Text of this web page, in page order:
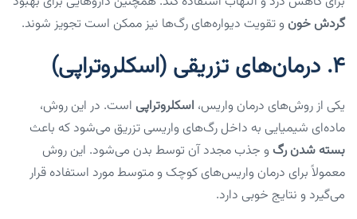
گردش خون و تقویت دیواره‌های رگ‌ها نیز ممکن است تجویز شوند.
4. درمان‌های تزریقی (اسکلروتراپی)
یکی از روش‌های درمان واریس، اسکلروتراپی است. در این روش،
ماده‌ای شیمیایی به داخل رگ‌های واریسی تزریق می‌شود که باعث
بسته شدن رگ و جذب مجدد آن توسط بدن می‌شود. این روش
معمولاً برای درمان واریس‌های کوچک و متوسط مورد استفاده قرار
می‌گیرد و نتایج خوبی دارد.